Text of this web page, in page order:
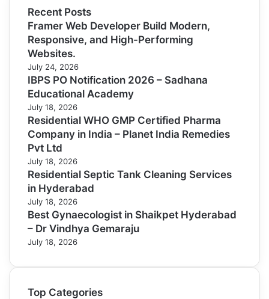
Recent Posts
Framer Web Developer Build Modern,
Responsive, and High-Performing
Websites.
July 24, 2026
IBPS PO Notification 2026 – Sadhana
Educational Academy
July 18, 2026
Residential WHO GMP Certified Pharma
Company in India – Planet India Remedies
Pvt Ltd
July 18, 2026
Residential Septic Tank Cleaning Services
in Hyderabad
July 18, 2026
Best Gynaecologist in Shaikpet Hyderabad
– Dr Vindhya Gemaraju
July 18, 2026
Top Categories